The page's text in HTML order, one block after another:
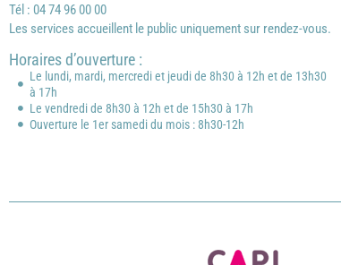
Tél : 04 74 96 00 00
Les services accueillent le public uniquement sur rendez-vous.
Horaires d’ouverture :
Le lundi, mardi, mercredi et jeudi de 8h30 à 12h et de 13h30
à 17h
Le vendredi de 8h30 à 12h et de 15h30 à 17h
Ouverture le 1er samedi du mois : 8h30-12h